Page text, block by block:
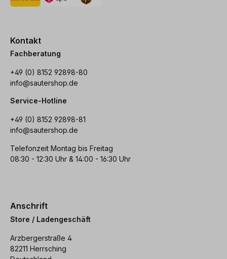
Kontakt
Fachberatung
+49 (0) 8152 92898-80
info@sautershop.de
Service-Hotline
+49 (0) 8152 92898-81
info@sautershop.de
Telefonzeit Montag bis Freitag
08:30 - 12:30 Uhr & 14:00 - 16:30 Uhr
Anschrift
Store / Ladengeschäft
Arzbergerstraße 4
82211 Herrsching